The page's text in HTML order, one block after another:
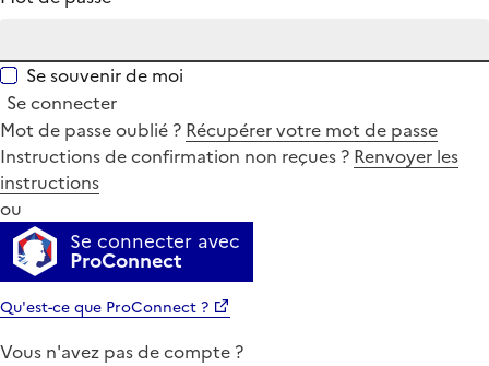
Se souvenir de moi
Se connecter
Mot de passe oublié ? Récupérer votre mot de passe
Instructions de confirmation non reçues ? Renvoyer les
instructions
ou
Se connecter avec
ProConnect
Qu'est-ce que ProConnect ?
Vous n'avez pas de compte ?